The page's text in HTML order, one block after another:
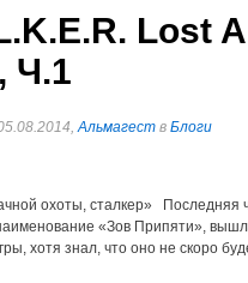
Lost
Ч.1
Альмагест в Блоги
охоты, сталкер» Последняя
«Зов Припяти»,
хотя знал, что оно не скоро